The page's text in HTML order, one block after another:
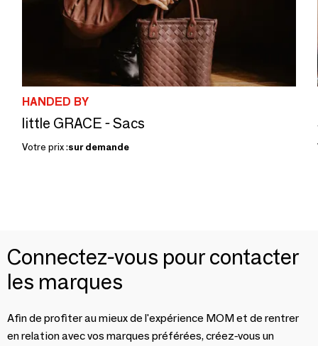
HANDED BY
little GRACE - Sacs
Votre prix :sur demande
Connectez-vous pour contacter
les marques
Afin de profiter au mieux de l'expérience MOM et de rentrer
en relation avec vos marques préférées, créez-vous un